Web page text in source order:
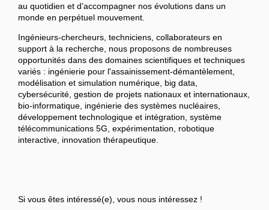
au quotidien et d’accompagner nos évolutions dans un
monde en perpétuel mouvement.
Ingénieurs-chercheurs, techniciens, collaborateurs en
support à la recherche, nous proposons de nombreuses
opportunités dans des domaines scientifiques et techniques
variés : ingénierie pour l'assainissement-démantèlement,
modélisation et simulation numérique, big data,
cybersécurité, gestion de projets nationaux et internationaux,
bio-informatique, ingénierie des systèmes nucléaires,
développement technologique et intégration, système
télécommunications 5G, expérimentation, robotique
interactive, innovation thérapeutique.
Si vous êtes intéressé(e), vous nous intéressez !